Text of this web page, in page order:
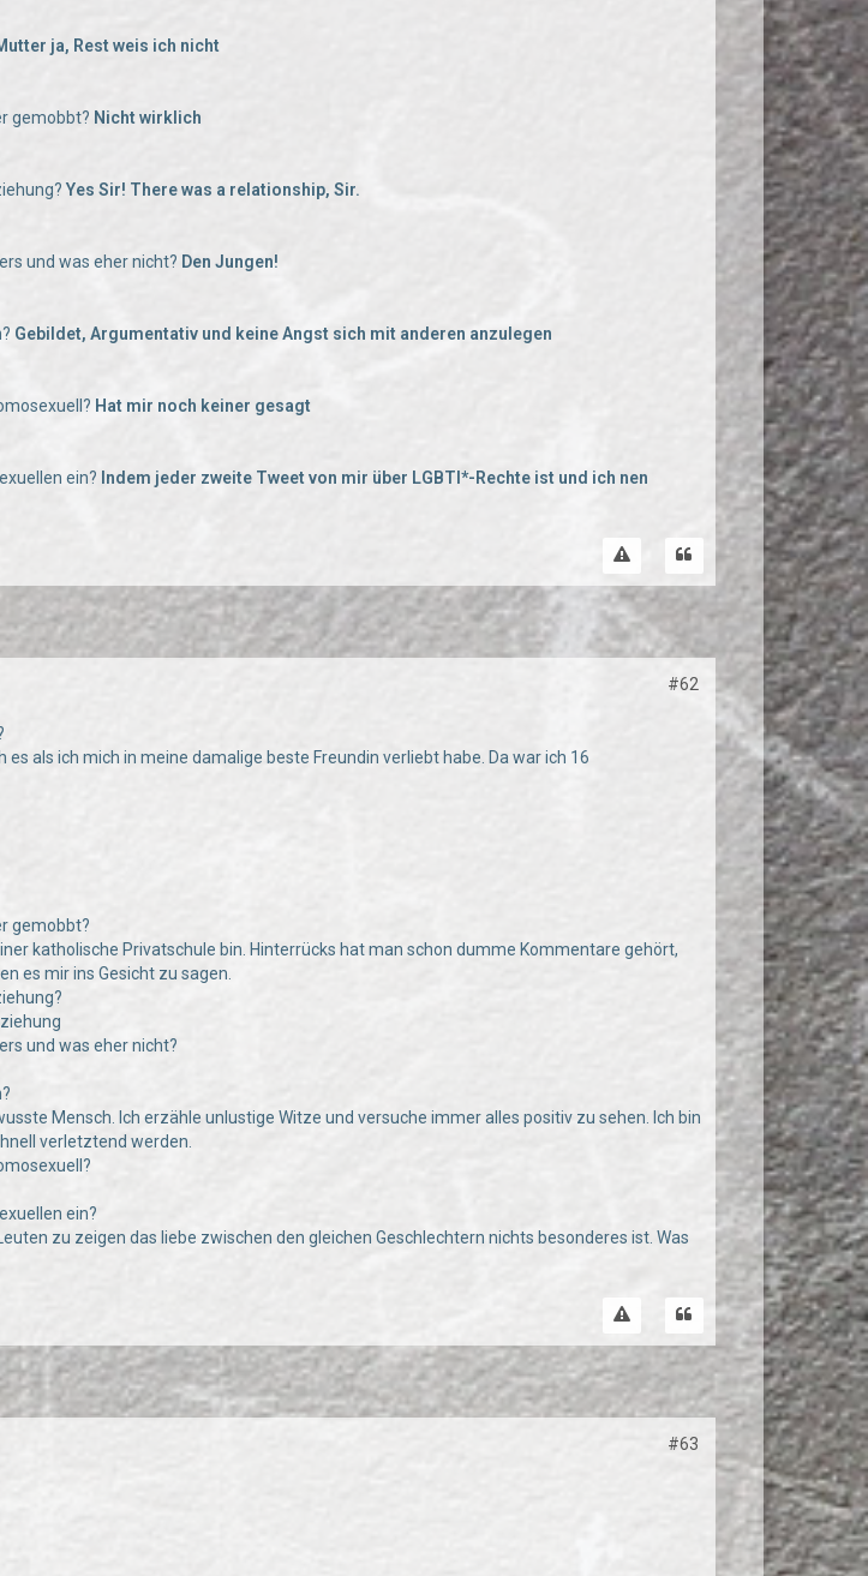
ja, Rest weis ich nicht
gemobbt? Nicht wirklich
Yes Sir! There was a relationship, Sir.
und was eher nicht? Den Jungen!
Gebildet, Argumentativ und keine Angst sich mit anderen anzulegen
Hat mir noch keiner gesagt
ein? Indem jeder zweite Tweet von mir über LGBTI*-Rechte ist und ich nen
#62
als ich mich in meine damalige beste Freundin verliebt habe. Da war ich 16
gemobbt?
katholische Privatschule bin. Hinterrücks hat man schon dumme Kommentare gehört,
es mir ins Gesicht zu sagen.
und was eher nicht?
Mensch. Ich erzähle unlustige Witze und versuche immer alles positiv zu sehen. Ich bin
verletztend werden.
ein?
zu zeigen das liebe zwischen den gleichen Geschlechtern nichts besonderes ist. Was
#63